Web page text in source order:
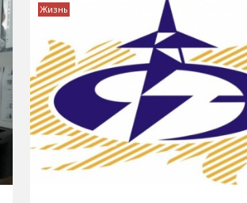
Жизнь